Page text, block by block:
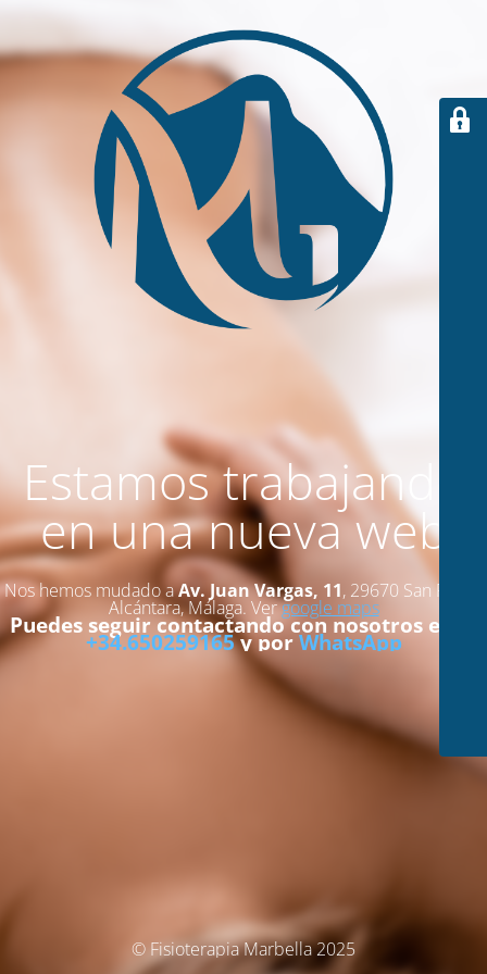
Estamos trabajando
en una nueva web
Nos hemos mudado aAv. Juan Vargas, 11, 29670 San Pedro
Alcántara, Málaga. Vergoogle maps
Puedes seguir contactando con nosotros en el
+34.650259165y porWhatsApp
© Fisioterapia Marbella 2025